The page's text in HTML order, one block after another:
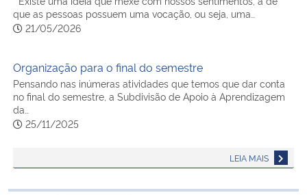
que as pessoas possuem uma vocação, ou seja, uma…
21/05/2026
Organização para o final do semestre
Pensando nas inúmeras atividades que temos que dar conta
no final do semestre, a Subdivisão de Apoio à Aprendizagem
da…
25/11/2025
LEIA MAIS